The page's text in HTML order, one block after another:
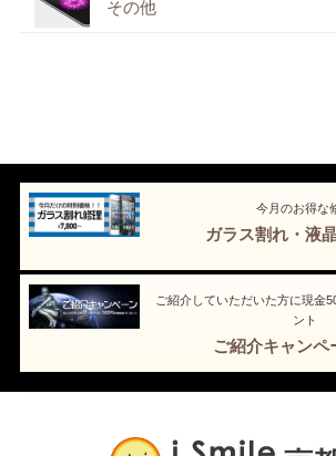
その他
今月のお得な
ガラス割れ・液
ご紹介していただいた方に現金
ント
ご紹介キャンペ